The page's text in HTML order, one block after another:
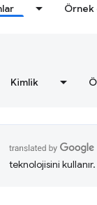
Örnek
Kimlik
teknolojisini